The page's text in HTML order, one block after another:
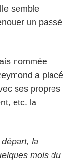
semble
un passé
nommée
a placé
ses propres
etc. la
la
mois du